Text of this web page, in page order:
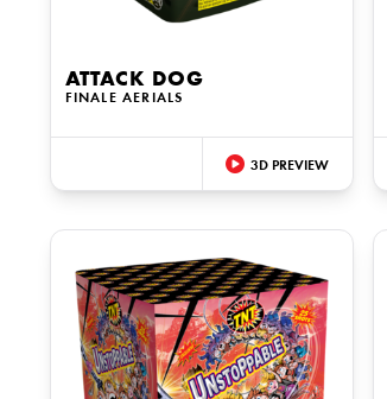
ATTACK DOG
FINALE AERIALS
3D PREVIEW